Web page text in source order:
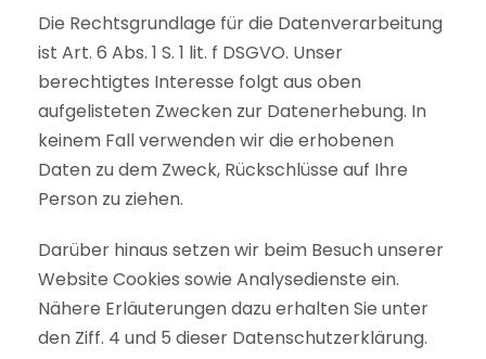
Die Rechtsgrundlage für die Datenverarbeitung
ist Art. 6 Abs. 1 S. 1 lit. f DSGVO. Unser
berechtigtes Interesse folgt aus oben
aufgelisteten Zwecken zur Datenerhebung. In
keinem Fall verwenden wir die erhobenen
Daten zu dem Zweck, Rückschlüsse auf Ihre
Person zu ziehen.
Darüber hinaus setzen wir beim Besuch unserer
Website Cookies sowie Analysedienste ein.
Nähere Erläuterungen dazu erhalten Sie unter
den Ziff. 4 und 5 dieser Datenschutzerklärung.